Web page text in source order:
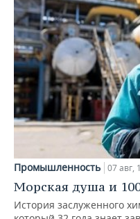
Промышленность 07 авг,
Морская душа и
История заслуженного